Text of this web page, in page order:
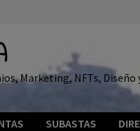
Marketing, NFTs,
SUBASTAS